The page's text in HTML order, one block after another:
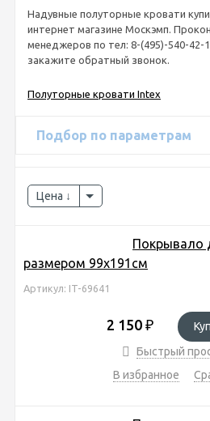
Надувные полуторные кровати
интернет магазине Москэмп.
менеджеров по тел: 8-(495)-540-42-
закажите обратный звонок.
Полуторные кровати Intex
Подбор по параметрам
Цена
Покрывало
размером 99х191см
Артикул: IT-69641
2 150 ₽
Быстрый
В избранное